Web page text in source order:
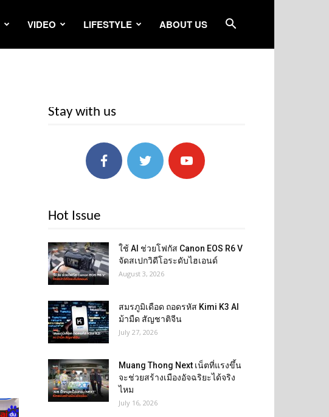
VIDEO LIFESTYLE ABOUT US
Stay with us
Hot Issue
ใช้ AI ช่วยโฟกัส Canon EOS R6 V
จัดสเปกวิดีโอระดับไฮเอนด์
August 3, 2026
สมรภูมิเดือด ถอดรหัส Kimi K3 AI
ม้ามืด สัญชาติจีน
July 27, 2026
Muang Thong Next เน็ตที่แรงขึ้น
จะช่วยสร้างเมืองอัจฉริยะได้จริง
ไหม
July 16, 2026